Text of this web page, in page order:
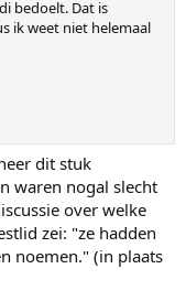
bedoelt. Dat is
ik weet niet helemaal
dit stuk
waren nogal slecht
over welke
zei: "ze hadden
noemen." (in plaats